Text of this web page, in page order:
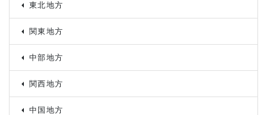
東北地方
関東地方
中部地方
関西地方
中国地方